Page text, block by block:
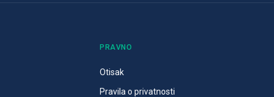
PRAVNO
Otisak
Pravila o privatnosti